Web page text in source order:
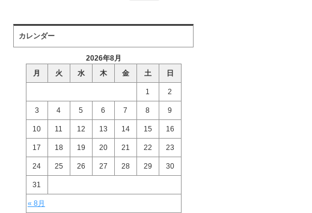
カレンダー
2026年8月
月
火 水 木 金 土 日
« 8月
1 2
3 4 5 6 7 8 9
10 11 12 13 14 15 16
17 18 19 20 21 22 23
24 25 26 27 28 29 30
31